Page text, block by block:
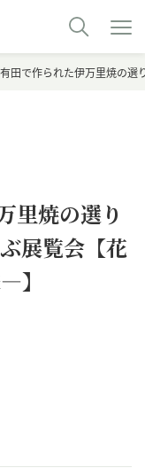
田で作られた伊万里焼の
里焼の選り
展覧会【花
】